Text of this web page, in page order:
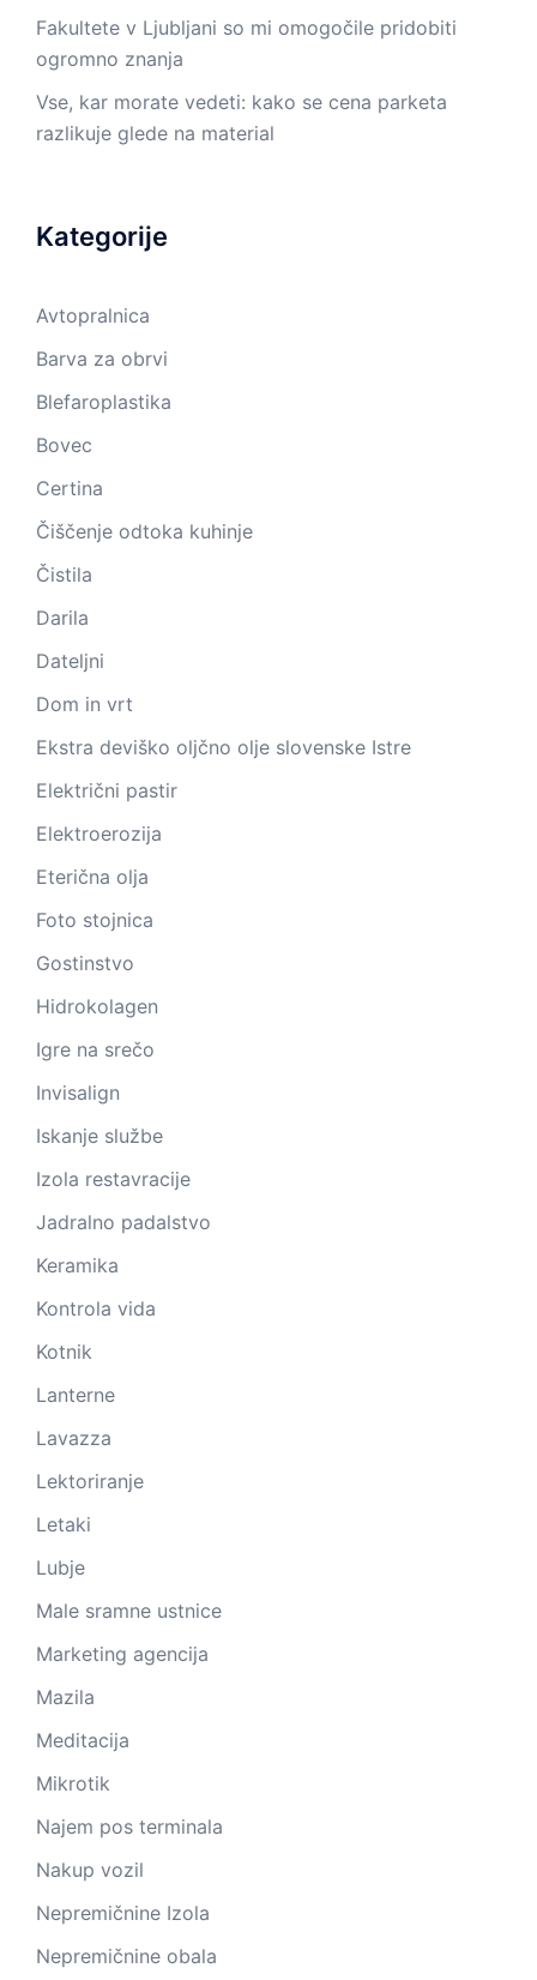
Fakultete v Ljubljani so mi omogočile pridobiti
ogromno znanja
Vse, kar morate vedeti: kako se cena parketa
razlikuje glede na material
Kategorije
Avtopralnica
Barva za obrvi
Blefaroplastika
Bovec
Certina
Čiščenje odtoka kuhinje
Čistila
Darila
Dateljni
Dom in vrt
Ekstra deviško oljčno olje slovenske Istre
Električni pastir
Elektroerozija
Eterična olja
Foto stojnica
Gostinstvo
Hidrokolagen
Igre na srečo
Invisalign
Iskanje službe
Izola restavracije
Jadralno padalstvo
Keramika
Kontrola vida
Kotnik
Lanterne
Lavazza
Lektoriranje
Letaki
Lubje
Male sramne ustnice
Marketing agencija
Mazila
Meditacija
Mikrotik
Najem pos terminala
Nakup vozil
Nepremičnine Izola
Nepremičnine obala